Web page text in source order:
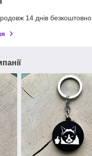
14 днів безкоштовно